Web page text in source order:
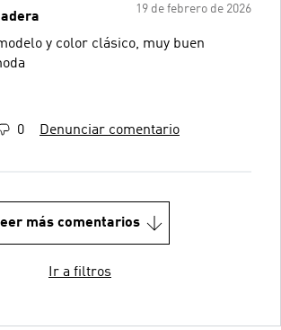
19 de febrero de 2026
y color clásico, muy buen
0 Denunciar comentario
más comentarios
Ir a filtros